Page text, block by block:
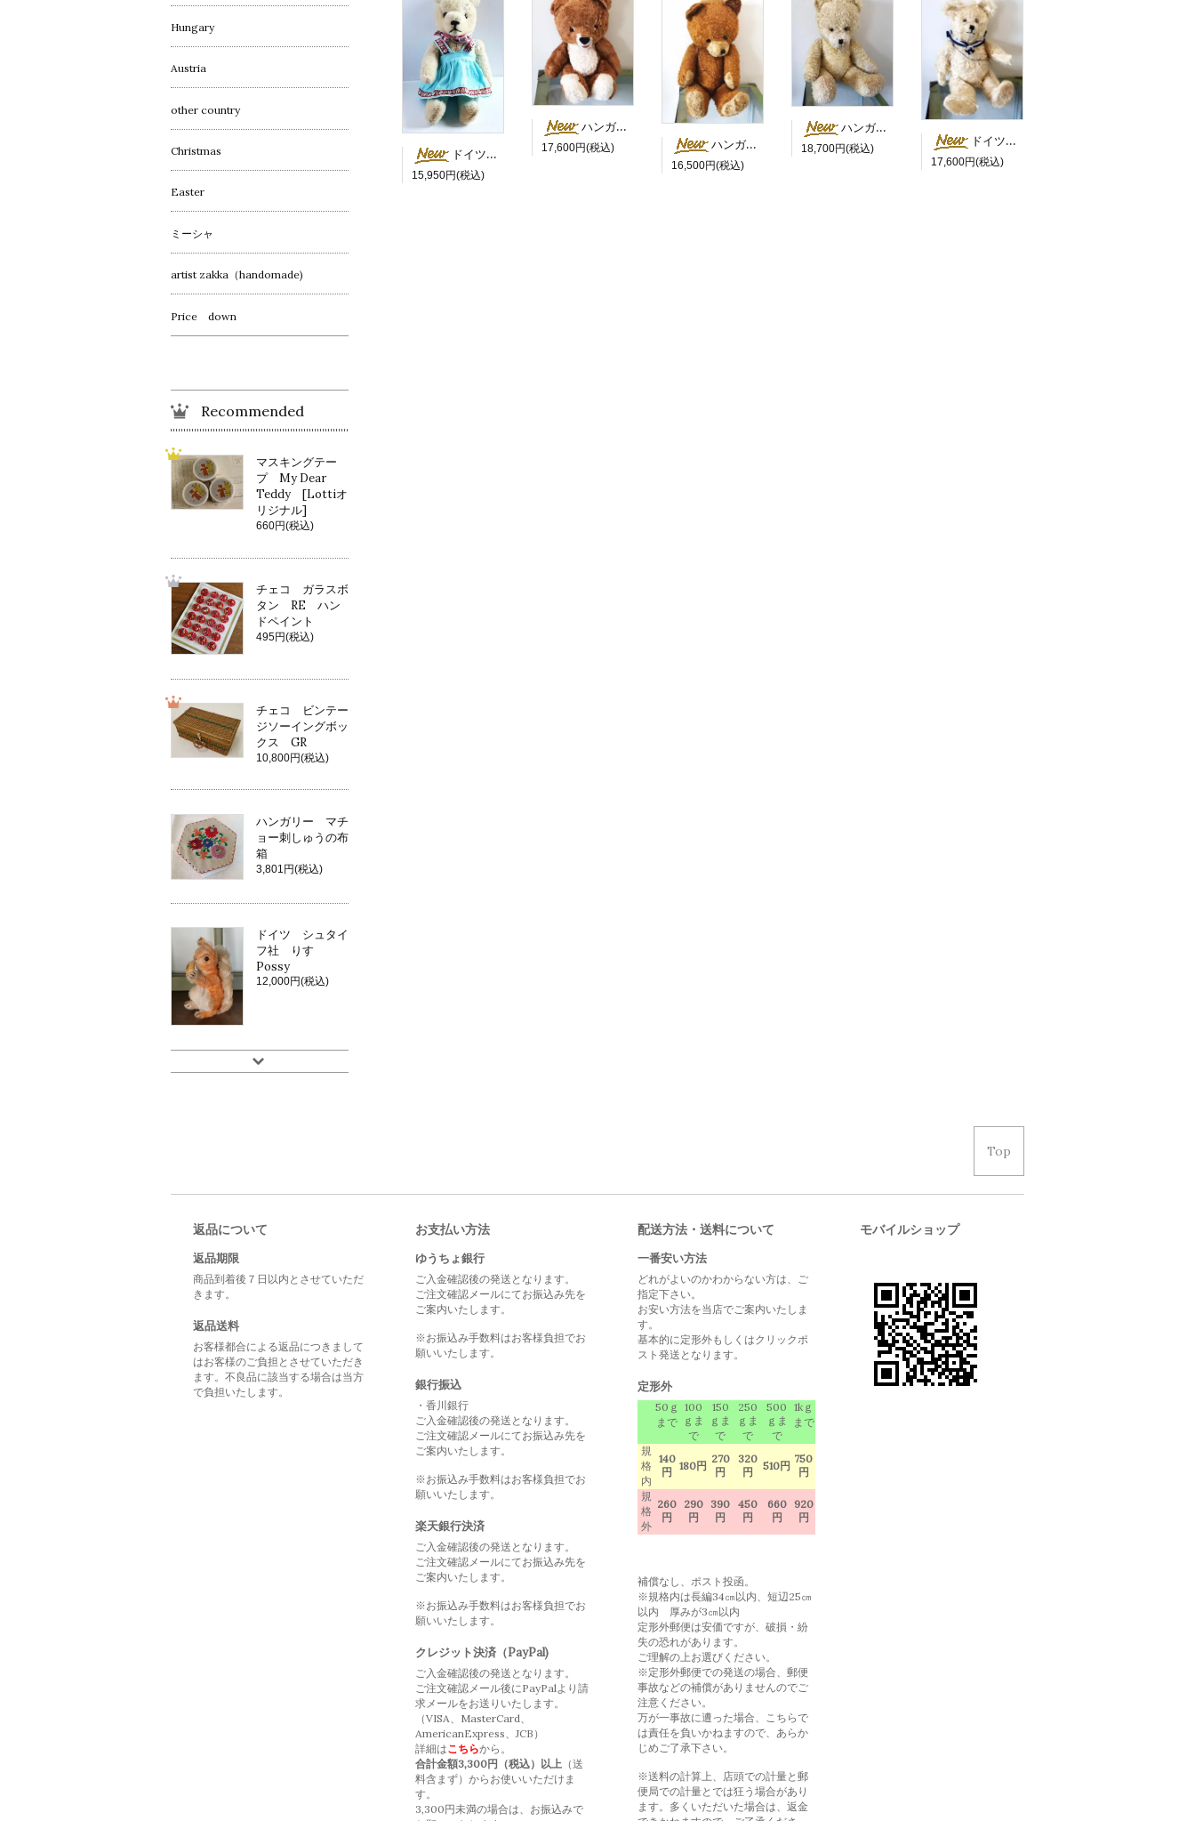
ドイツ 水色のスカートを履いた白くま
15,950円(税込)
ハンガリー 茶色い目のにっこりベア
17,600円(税込) ハンガリー 茶色いにっこりさん 鳴き笛入
16,500円(税込)
ハンガリー 白鼻の大きなベア
18,700円(税込) ドイツ セーラーカラーの白くま
17,600円(税込)
Hungary
Austria
other country
Christmas
Easter
ミーシャ
artist zakka（handomade)
Price down
Recommended
マスキングテー
プ My Dear
Teddy [Lottiオ
リジナル]
660円(税込)
チェコ ガラスボ
タン RE ハン
ドペイント
495円(税込)
チェコ ビンテー
ジソーイングボッ
クス GR
10,800円(税込)
ハンガリー マチ
ョー刺しゅうの布
箱
3,801円(税込)
ドイツ シュタイ
フ社 りす
Possy
12,000円(税込)
Top
返品について
返品期限
商品到着後７日以内とさせていただ
きます。
返品送料
お客様都合による返品につきまして
はお客様のご負担とさせていただき
ます。不良品に該当する場合は当方
で負担いたします。
お支払い方法
ゆうちょ銀行
ご入金確認後の発送となります。
ご注文確認メールにてお振込み先を
ご案内いたします。
※お振込み手数料はお客様負担でお
願いいたします。
銀行振込
・香川銀行
ご入金確認後の発送となります。
ご注文確認メールにてお振込み先を
ご案内いたします。
※お振込み手数料はお客様負担でお
願いいたします。
楽天銀行決済
ご入金確認後の発送となります。
ご注文確認メールにてお振込み先を
ご案内いたします。
※お振込み手数料はお客様負担でお
願いいたします。
クレジット決済（PayPal)
ご入金確認後の発送となります。
ご注文確認メール後にPayPalより請
求メールをお送りいたします。
（VISA、MasterCard、
AmericanExpress、JCB）
詳細はこちらから。
合計金額3,300円（税込）以上 （送
料含まず）からお使いいただけま
す。
3,300円未満の場合は、お振込みで
配送方法・送料について
一番安い方法
どれがよいのかわからない方は、ご
指定下さい。
お安い方法を当店でご案内いたしま
す。
基本的に定形外もしくはクリックポ
スト発送となります。
定形外
50ｇ
まで
100
ｇま
で
150
ｇま
で
250
ｇま
で
500
ｇま
で
1kｇ
まで
規
格
内
140
円 180円
270
円
320
円
510円
750
円
規
格
外
260
円
290
円
390
円
450
円
660
円
920
円
補償なし、ポスト投函。
※規格内は長編34㎝以内、短辺25㎝
以内 厚みが3㎝以内
定形外郵便は安価ですが、破損・紛
失の恐れがあります。
ご理解の上お選びください。
※定形外郵便での発送の場合、郵便
事故などの補償がありませんのでご
注意ください。
万が一事故に遭った場合、こちらで
は責任を負いかねますので、あらか
じめご了承下さい。
※送料の計算上、店頭での計量と郵
便局での計量とでは狂う場合があり
ます。多くいただいた場合は、返金
モバイルショップ